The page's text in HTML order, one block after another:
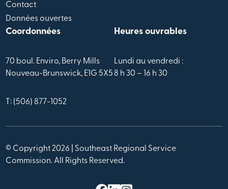
Contact
Données ouvertes
Coordonnées
70 boul. Enviro, Berry Mills
Nouveau-Brunswick, E1G 5X5
T: (506) 877-1052
Heures ouvrables
Lundi au vendredi :
8 h 30 – 16 h 30
© Copyright 2026 | Southeast Regional Service
Commission. All Rights Reserved.